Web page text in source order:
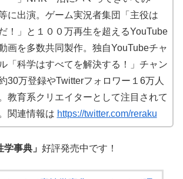
に出演。ゲーム実況者集団「主役は
！」と１００万再生を超えるYouTube
画を多数共同製作。独自YouTubeチャ
「科学はすべてを解決する！」チャン
30万登録やTwitterフォロワー１6万人
教育系クリエイターとして注目されて
関連情報は https://twitter.com/reraku
学事典」 好評発売中です！